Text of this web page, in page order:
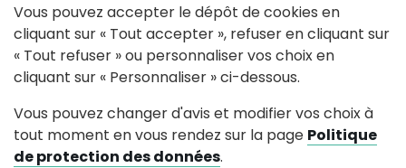
Vous pouvez accepter le dépôt de cookies en
cliquant sur « Tout accepter », refuser en cliquant sur
« Tout refuser » ou personnaliser vos choix en
cliquant sur « Personnaliser » ci-dessous.
Vous pouvez changer d'avis et modifier vos choix à
tout moment en vous rendez sur la page Politique
de protection des données.
Tél : 02 40 98 49 56 Contactez nous
Horaires d'accueil
Le lundi : 9h-12h / 14h-19h
Du mardi au vendredi : 9h-12h